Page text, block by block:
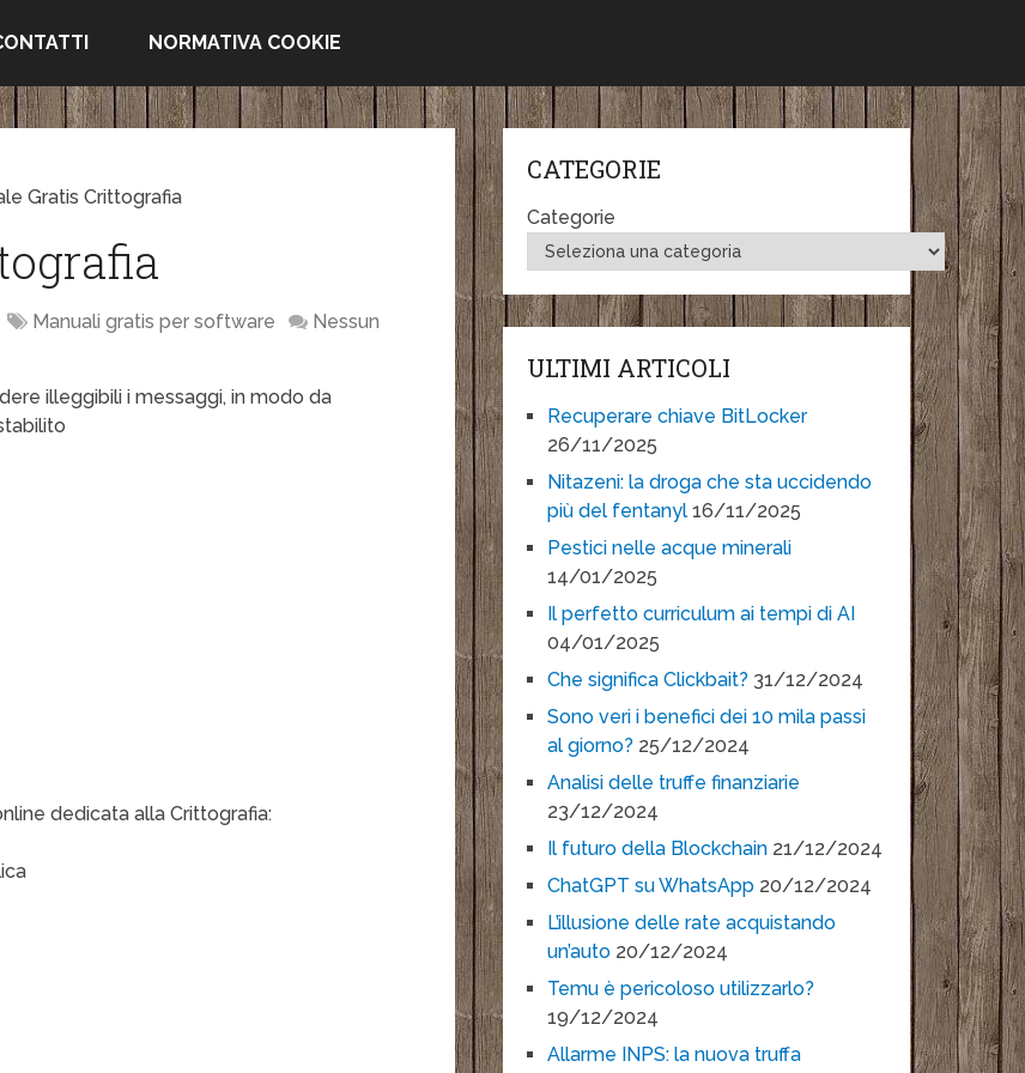
NORMATIVA COOKIE
Gratis Crittografia
Manuali gratis per software
Nessun
illeggibili i messaggi, in modo da
dedicata alla Crittografia:
CATEGORIE
Categorie
ULTIMI ARTICOLI
Recuperare chiave BitLocker
26/11/2025
Nitazeni: la droga che sta uccidendo
più del fentanyl 16/11/2025
Pestici nelle acque minerali
14/01/2025
Il perfetto curriculum ai tempi di AI
04/01/2025
Che significa Clickbait? 31/12/2024
Sono veri i benefici dei 10 mila passi
al giorno? 25/12/2024
Analisi delle truffe finanziarie
23/12/2024
Il futuro della Blockchain 21/12/2024
ChatGPT su WhatsApp 20/12/2024
L’illusione delle rate acquistando
un’auto 20/12/2024
Temu è pericoloso utilizzarlo?
19/12/2024
Allarme INPS: la nuova truffa